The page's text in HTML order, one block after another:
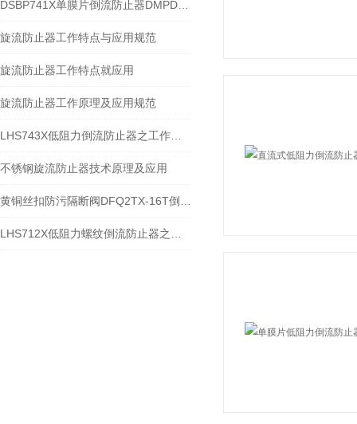
旋流防止器工作特点与应用规范
旋流防止器工作特点就应用
旋流防止器工作原理及应用规范
不锈钢旋流防止器技术原理及应用